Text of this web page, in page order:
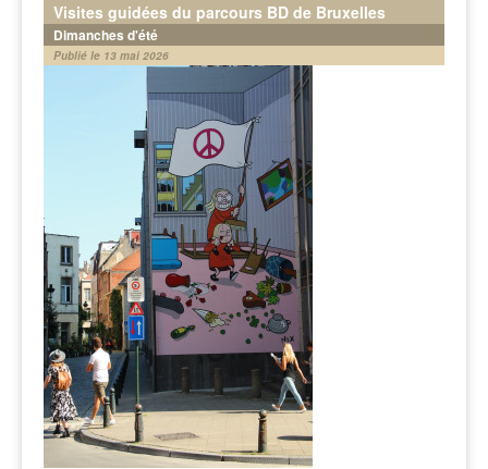
Visites guidées du parcours BD de Bruxelles
Dimanches d'été
Publié le 13 mai 2026